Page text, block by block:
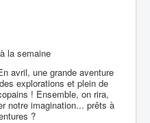
la semaine
avril, une grande aventure
explorations et plein de
! Ensemble, on rira,
notre imagination... prêts à
?